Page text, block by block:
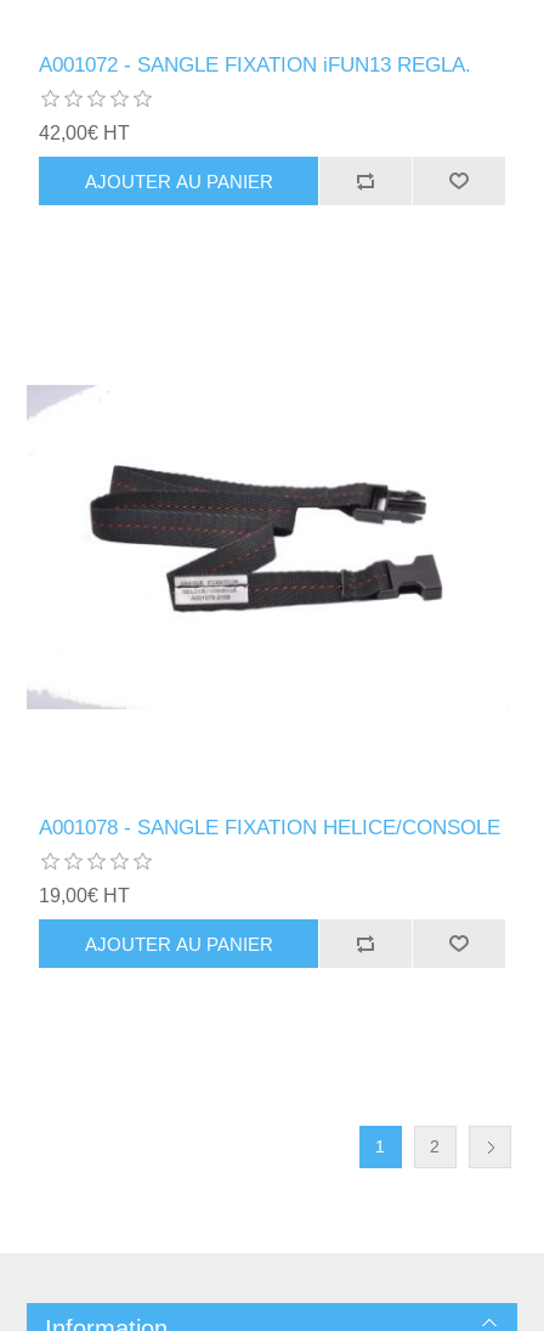
A001072 - SANGLE FIXATION iFUN13 REGLA.
42,00€ HT
AJOUTER AU PANIER
A001078 - SANGLE FIXATION HELICE/CONSOLE
19,00€ HT
AJOUTER AU PANIER
1 2